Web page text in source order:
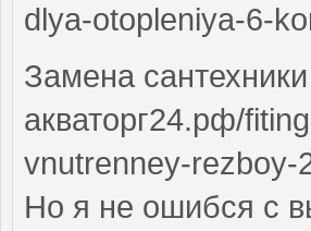
dlya-otopleniya-6-
Замена
акваторг24.рф/
vnutrenney-rezboy-
Но я не ошибся с